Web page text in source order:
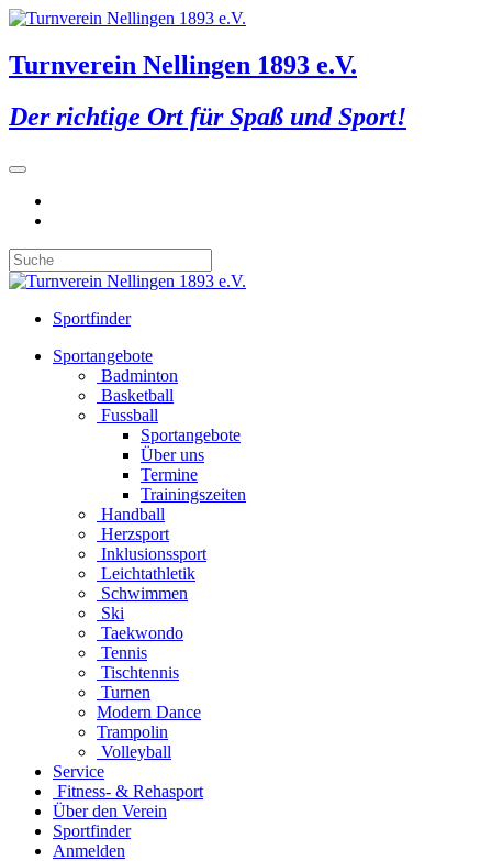
Turnverein Nellingen 1893 e.V.
Der richtige Ort für Spaß und Sport!
Sportfinder
Sportangebote
Badminton
Basketball
Fussball
Sportangebote
Über uns
Termine
Trainingszeiten
Handball
Herzsport
Inklusionssport
Leichtathletik
Schwimmen
Ski
Taekwondo
Tennis
Tischtennis
Turnen
Modern Dance
Trampolin
Volleyball
Service
Fitness- & Rehasport
Über den Verein
Sportfinder
Anmelden